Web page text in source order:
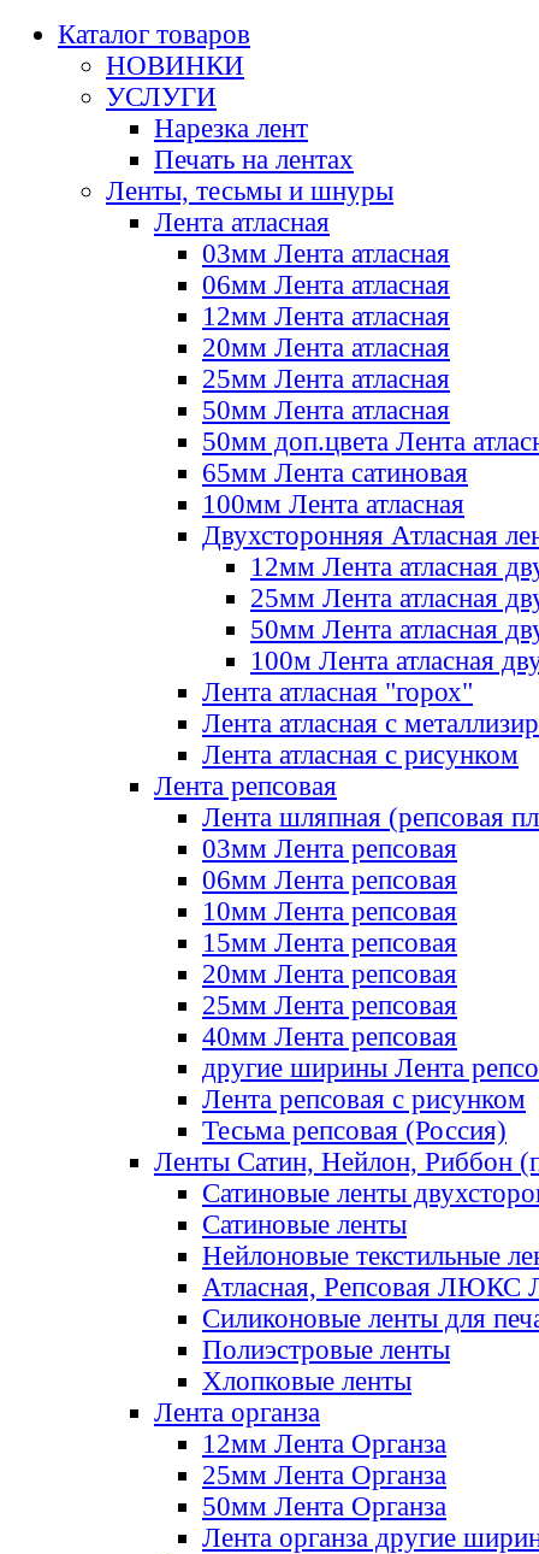
Каталог товаров
НОВИНКИ
УСЛУГИ
Нарезка лент
Печать на лентах
Ленты, тесьмы и шнуры
Лента атласная
03мм Лента атласная
06мм Лента атласная
12мм Лента атласная
20мм Лента атласная
25мм Лента атласная
50мм Лента атласная
50мм доп.цвета Лента
65мм Лента сатиновая
100мм Лента атласная
Двухсторонняя Атласная
12мм Лента атласная
25мм Лента атласная
50мм Лента атласная
100м Лента атласная
Лента атласная "горох"
Лента атласная с
Лента атласная с рисунком
Лента репсовая
Лента шляпная (репсовая
03мм Лента репсовая
06мм Лента репсовая
10мм Лента репсовая
15мм Лента репсовая
20мм Лента репсовая
25мм Лента репсовая
40мм Лента репсовая
другие ширины Лента
Лента репсовая с рисунком
Тесьма репсовая (Россия)
Ленты Сатин, Нейлон, Риббон
Сатиновые ленты
Сатиновые ленты
Нейлоновые текстильные
Атласная, Репсовая ЛЮКС
Силиконовые ленты для
Полиэстровые ленты
Хлопковые ленты
Лента органза
12мм Лента Органза
25мм Лента Органза
50мм Лента Органза
Лента органза другие